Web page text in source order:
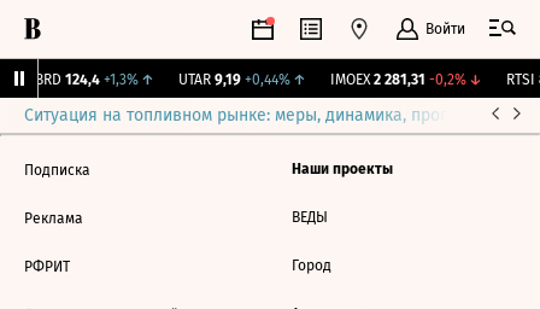
Войти
ABRD 124,4 +1,3%↑ UTAR 9,19 +0,44%↑ IMOEX 2 281,31 -0,2%↓ RTSI
Ситуация на топливном рынке: меры, динамика, прогнозы
Подписка
Реклама
РФРИТ
Наши проекты
ВЕДЫ
Город